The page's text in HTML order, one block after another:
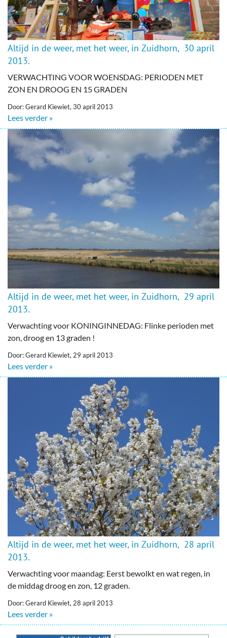
Altijd in de weer, met het weer, in Zuidhorn, 30 april
2013.
VERWACHTING VOOR WOENSDAG: PERIODEN MET
ZON EN DROOG EN 15 GRADEN
Door: Gerard Kiewiet, 30 april 2013
Lees verder »
Altijd in de weer, met het weer, in Zuidhorn, 29 april
2013.
Verwachting voor KONINGINNEDAG: Flinke perioden met
zon, droog en 13 graden !
Door: Gerard Kiewiet, 29 april 2013
Lees verder »
Altijd in de weer, met het weer, in Zuidhorn, 28 april
2013.
Verwachting voor maandag: Eerst bewolkt en wat regen, in
de middag droog en zon, 12 graden.
Door: Gerard Kiewiet, 28 april 2013
Lees verder »